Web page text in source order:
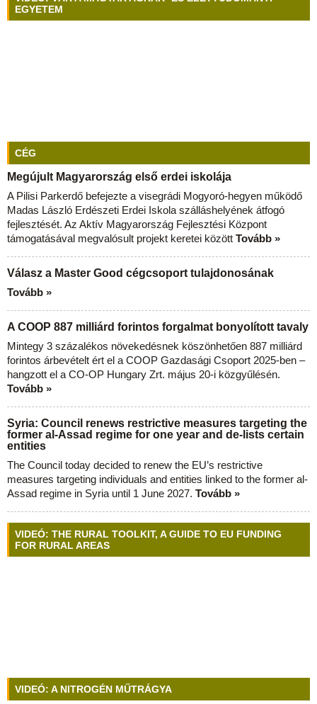
EGYETEM
CÉG
Megújult Magyarország első erdei iskolája
A Pilisi Parkerdő befejezte a visegrádi Mogyoró-hegyen működő
Madas László Erdészeti Erdei Iskola szálláshelyének átfogó
fejlesztését. Az Aktív Magyarország Fejlesztési Központ
támogatásával megvalósult projekt keretei között Tovább »
Válasz a Master Good cégcsoport tulajdonosának
Tovább »
A COOP 887 milliárd forintos forgalmat bonyolított tavaly
Mintegy 3 százalékos növekedésnek köszönhetően 887 milliárd
forintos árbevételt ért el a COOP Gazdasági Csoport 2025-ben –
hangzott el a CO-OP Hungary Zrt. május 20-i közgyűlésén.
Tovább »
Syria: Council renews restrictive measures targeting the
former al-Assad regime for one year and de-lists certain
entities
The Council today decided to renew the EU’s restrictive
measures targeting individuals and entities linked to the former al-
Assad regime in Syria until 1 June 2027. Tovább »
VIDEÓ: THE RURAL TOOLKIT, A GUIDE TO EU FUNDING
FOR RURAL AREAS
VIDEÓ: A NITROGÉN MŰTRÁGYA